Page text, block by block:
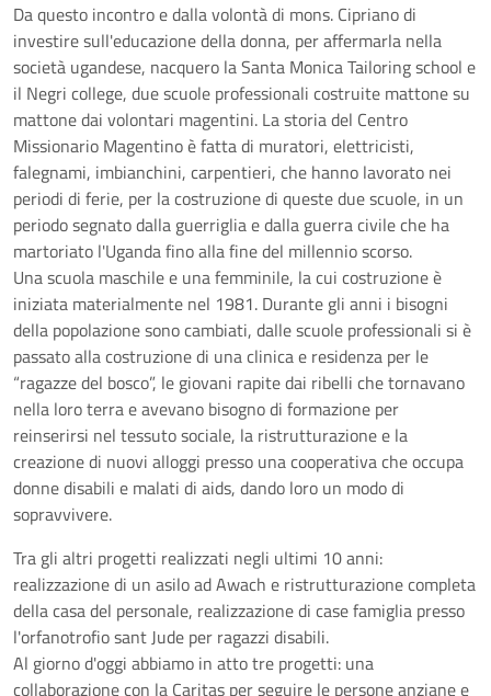
Da questo incontro e dalla volontà di mons. Cipriano di
investire sull'educazione della donna, per affermarla nella
società ugandese, nacquero la Santa Monica Tailoring school e
il Negri college, due scuole professionali costruite mattone su
mattone dai volontari magentini. La storia del Centro
Missionario Magentino è fatta di muratori, elettricisti,
falegnami, imbianchini, carpentieri, che hanno lavorato nei
periodi di ferie, per la costruzione di queste due scuole, in un
periodo segnato dalla guerriglia e dalla guerra civile che ha
martoriato l'Uganda fino alla fine del millennio scorso.
Una scuola maschile e una femminile, la cui costruzione è
iniziata materialmente nel 1981. Durante gli anni i bisogni
della popolazione sono cambiati, dalle scuole professionali si è
passato alla costruzione di una clinica e residenza per le
“ragazze del bosco”, le giovani rapite dai ribelli che tornavano
nella loro terra e avevano bisogno di formazione per
reinserirsi nel tessuto sociale, la ristrutturazione e la
creazione di nuovi alloggi presso una cooperativa che occupa
donne disabili e malati di aids, dando loro un modo di
sopravvivere.
Tra gli altri progetti realizzati negli ultimi 10 anni:
realizzazione di un asilo ad Awach e ristrutturazione completa
della casa del personale, realizzazione di case famiglia presso
l'orfanotrofio sant Jude per ragazzi disabili.
Al giorno d'oggi abbiamo in atto tre progetti: una
collaborazione con la Caritas per seguire le persone anziane e